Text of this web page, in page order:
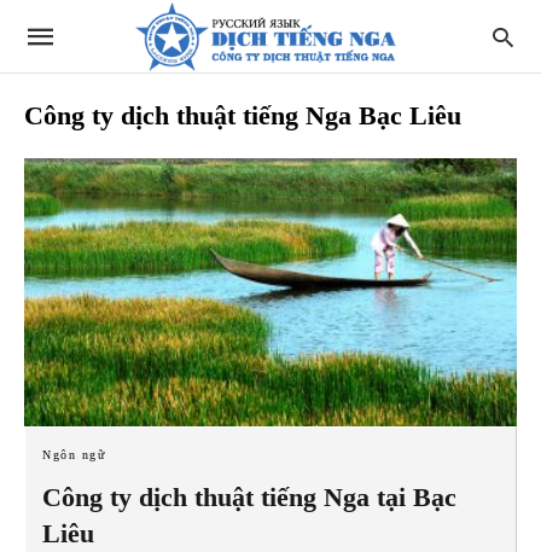
Công ty dịch thuật tiếng Nga Bạc Liêu
Ngôn ngữ
Công ty dịch thuật tiếng Nga tại Bạc
Liêu